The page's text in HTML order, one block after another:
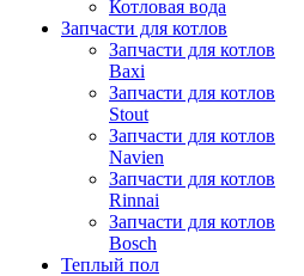
Котловая вода
Запчасти для котлов
Запчасти для котлов
Baxi
Запчасти для котлов
Stout
Запчасти для котлов
Navien
Запчасти для котлов
Rinnai
Запчасти для котлов
Bosch
Теплый пол